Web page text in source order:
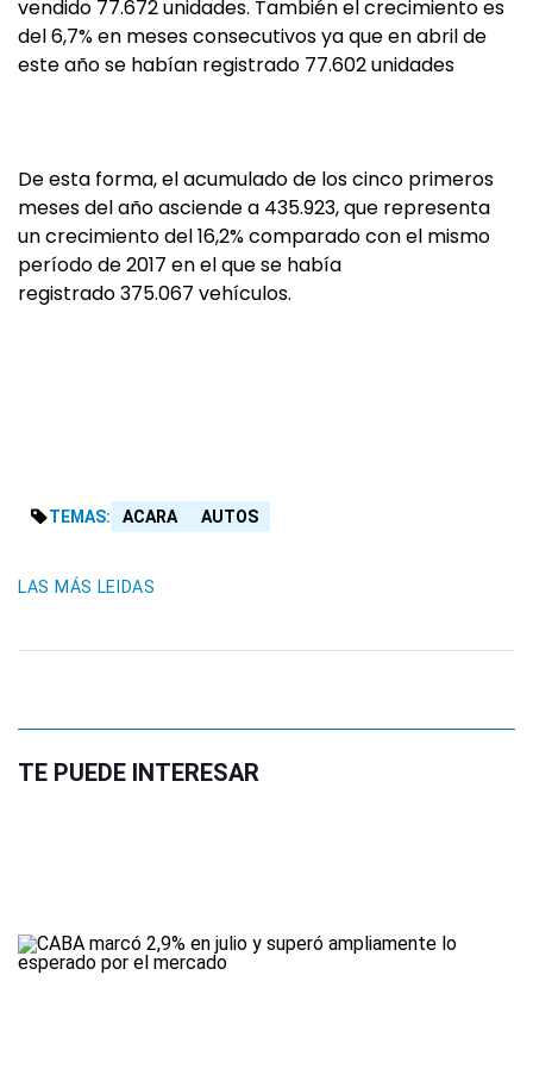
vendido 77.672 unidades. También el crecimiento es
del 6,7% en meses consecutivos ya que en abril de
este año se habían registrado 77.602 unidades
De esta forma, el acumulado de los cinco primeros
meses del año asciende a 435.923, que representa
un crecimiento del 16,2% comparado con el mismo
período de 2017 en el que se había
registrado 375.067 vehículos.
TEMAS: ACARA AUTOS
LAS MÁS LEIDAS
TE PUEDE INTERESAR